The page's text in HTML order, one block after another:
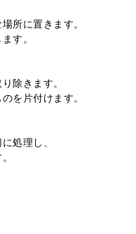
所に置きます。
す。
除きます。
を片付けます。
処理し、